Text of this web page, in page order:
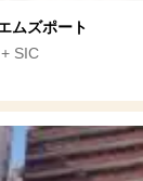
ムズポート
SIC